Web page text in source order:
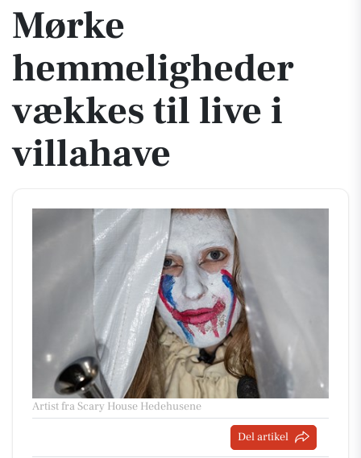
Mørke
hemmeligheder
vækkes til live i
villahave
Artist fra Scary House Hedehusene
Del artikel